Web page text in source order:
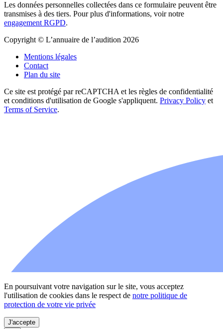
Les données personnelles collectées dans ce formulaire peuvent être
transmises à des tiers. Pour plus d'informations, voir notre
engagement RGPD.
Copyright © L’annuaire de l’audition 2026
Mentions légales
Contact
Plan du site
Ce site est protégé par reCAPTCHA et les règles de confidentialité
et conditions d'utilisation de Google s'appliquent. Privacy Policy et
Terms of Service.
En poursuivant votre navigation sur le site, vous acceptez
l'utilisation de cookies dans le respect de notre politique de
protection de votre vie privée
J'accepte